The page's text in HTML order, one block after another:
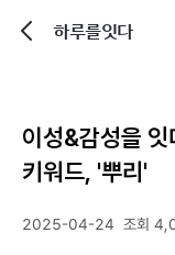
하루를잇다
이성&감성을
키워드, '뿌리'
2025-04-24 조회